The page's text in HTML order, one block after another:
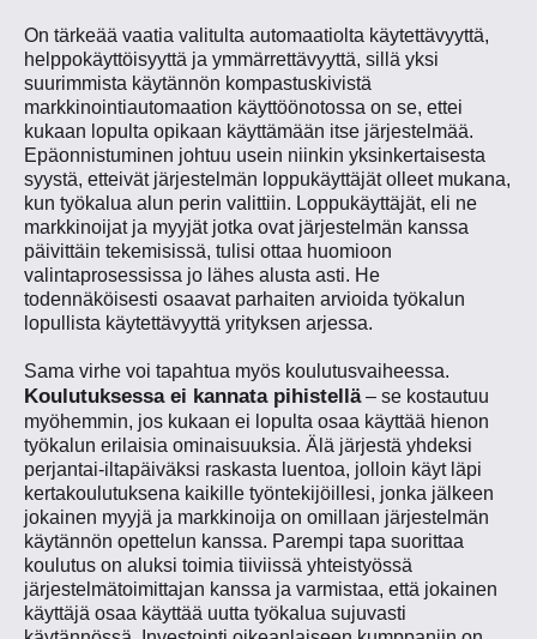
On tärkeää vaatia valitulta automaatiolta käytettävyyttä,
helppokäyttöisyyttä ja ymmärrettävyyttä, sillä yksi
suurimmista käytännön kompastuskivistä
markkinointiautomaation käyttöönotossa on se, ettei
kukaan lopulta opikaan käyttämään itse järjestelmää.
Epäonnistuminen johtuu usein niinkin yksinkertaisesta
syystä, etteivät järjestelmän loppukäyttäjät olleet mukana,
kun työkalua alun perin valittiin. Loppukäyttäjät, eli ne
markkinoijat ja myyjät jotka ovat järjestelmän kanssa
päivittäin tekemisissä, tulisi ottaa huomioon
valintaprosessissa jo lähes alusta asti. He
todennäköisesti osaavat parhaiten arvioida työkalun
lopullista käytettävyyttä yrityksen arjessa.
Sama virhe voi tapahtua myös koulutusvaiheessa.
Koulutuksessa ei kannata pihistellä– se kostautuu
myöhemmin, jos kukaan ei lopulta osaa käyttää hienon
työkalun erilaisia ominaisuuksia. Älä järjestä yhdeksi
perjantai-iltapäiväksi raskasta luentoa, jolloin käyt läpi
kertakoulutuksena kaikille työntekijöillesi, jonka jälkeen
jokainen myyjä ja markkinoija on omillaan järjestelmän
käytännön opettelun kanssa. Parempi tapa suorittaa
koulutus on aluksi toimia tiiviissä yhteistyössä
järjestelmätoimittajan kanssa ja varmistaa, että jokainen
käyttäjä osaa käyttää uutta työkalua sujuvasti